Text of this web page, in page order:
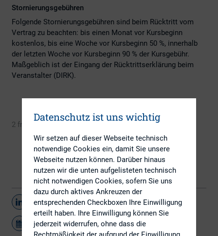
Stornierungsgebühren
Folgende Stornierungsgebühren sind beim Rücktritt vom
Vertrag zu beachten: bis einen Monat vor Kursbeginn
kostenlos, bis eine Woche vor Kursbeginn 50 %, innerhalb
der letzten Woche vor Kursbeginn 90 % der Kursgebühr.
Maßgeblich ist der Eingang der Rücktrittserklärung beim
Veranstalter (DIRK).
2 freie Plätze
Teilen
Datenschutz ist uns wichtig
Wir setzen auf dieser Webseite technisch
notwendige Cookies ein, damit Sie unsere
Webseite nutzen können. Darüber hinaus
nutzen wir die unten aufgelisteten technisch
nicht notwendigen Cookies, sofern Sie uns
dazu durch aktives Ankreuzen der
entsprechenden Checkboxen Ihre Einwilligung
erteilt haben. Ihre Einwilligung können Sie
jederzeit widerrufen, ohne dass die